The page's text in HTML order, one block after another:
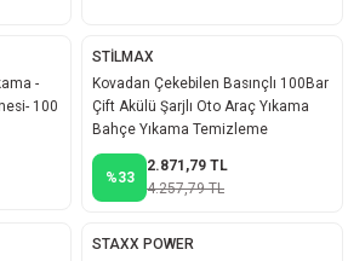
-
100
STİLMAX
Kovadan Çekebilen Basınçlı 100Bar
Çift Akülü Şarjlı Oto Araç Yıkama
Bahçe Yıkama Temizleme
Tabancası
%33
2.871,79 TL
4.257,79 TL
STAXX POWER